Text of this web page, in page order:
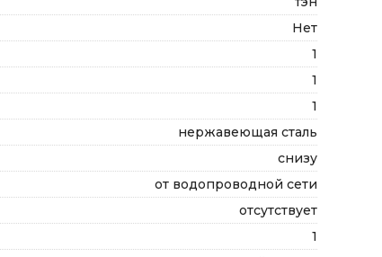
Нет
1
1
1
нержавеющая сталь
снизу
от водопроводной сети
отсутствует
1